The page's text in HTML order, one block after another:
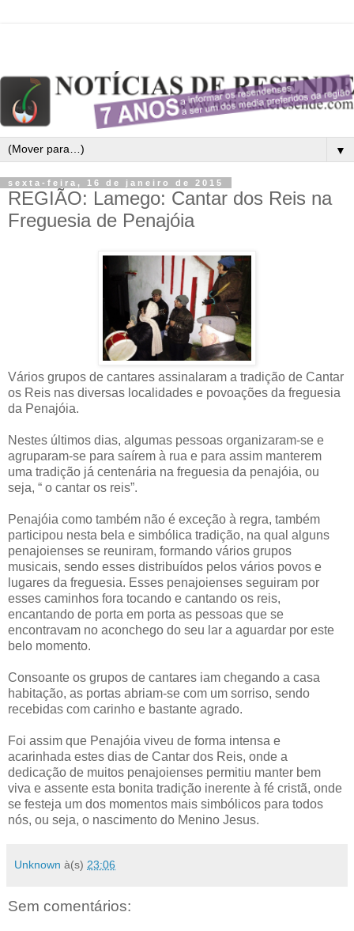
▼
sexta-feira, 16 de janeiro de 2015
REGIÃO: Lamego: Cantar dos Reis na
Freguesia de Penajóia
Vários grupos de cantares assinalaram a tradição de Cantar
os Reis nas diversas localidades e povoações da freguesia
da Penajóia.
Nestes últimos dias, algumas pessoas organizaram-se e
agruparam-se para saírem à rua e para assim manterem
uma tradição já centenária na freguesia da penajóia, ou
seja, “ o cantar os reis”.
Penajóia como também não é exceção à regra, também
participou nesta bela e simbólica tradição, na qual alguns
penajoienses se reuniram, formando vários grupos
musicais, sendo esses distribuídos pelos vários povos e
lugares da freguesia. Esses penajoienses seguiram por
esses caminhos fora tocando e cantando os reis,
encantando de porta em porta as pessoas que se
encontravam no aconchego do seu lar a aguardar por este
belo momento.
Consoante os grupos de cantares iam chegando a casa
habitação, as portas abriam-se com um sorriso, sendo
recebidas com carinho e bastante agrado.
Foi assim que Penajóia viveu de forma intensa e
acarinhada estes dias de Cantar dos Reis, onde a
dedicação de muitos penajoienses permitiu manter bem
viva e assente esta bonita tradição inerente à fé cristã, onde
se festeja um dos momentos mais simbólicos para todos
nós, ou seja, o nascimento do Menino Jesus.
Unknown à(s) 23:06
Sem comentários: